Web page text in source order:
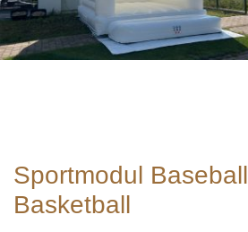
Sportmodul Baseball
Basketball